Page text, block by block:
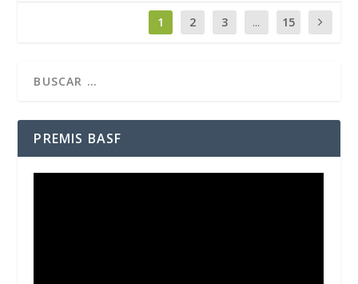
1 2 3 ... 15
PREMIS BASF